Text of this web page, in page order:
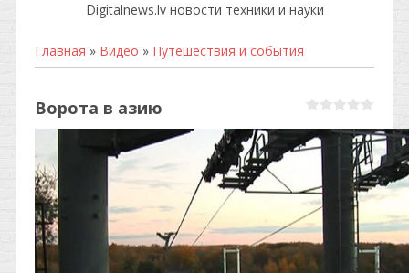
Digitalnews.lv новости техники и науки
Главная » Видео » Путешествия и события
Ворота в азию